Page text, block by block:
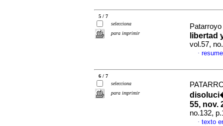
5 / 7
selecciona
para imprimir
libertad
vol.57,
·
6 / 7
selecciona
para imprimir
55, nov.
no.132,
· texto